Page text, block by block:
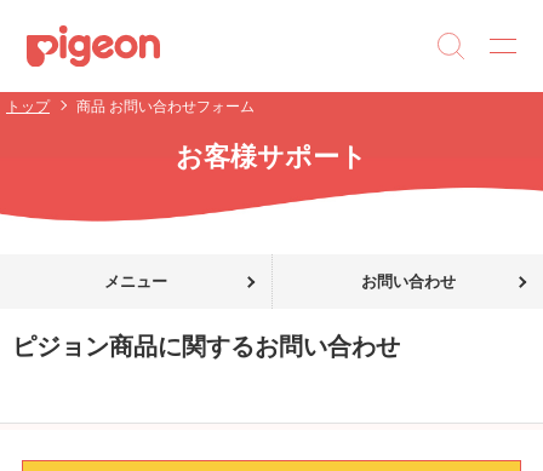
トップ 商品 お問い合わせフォーム
お客様サポート
メニュー お問い合わせ
ピジョン商品に関するお問い合わせ